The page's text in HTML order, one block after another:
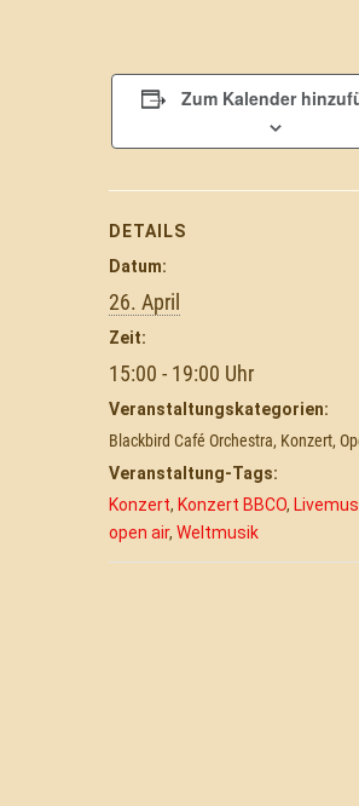
Zum Kalender
DETAILS
Datum:
26. April
Zeit:
15:00 - 19:00
Veranstaltungskategorien:
Blackbird Café Orchestra, Konzert,
Veranstaltung-Tags:
Konzert, Konzert BBCO,
open air, Weltmusik